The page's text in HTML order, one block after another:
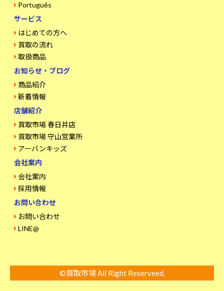
Português
サービス
はじめての方へ
買取の流れ
取扱商品
お知らせ・ブログ
商品紹介
新着情報
店舗紹介
買取市場 春日井店
買取市場 守山営業所
アーバンキッズ
会社案内
会社案内
採用情報
お問い合わせ
お問い合わせ
LINE@
©買取市場 All Right Reserveed.